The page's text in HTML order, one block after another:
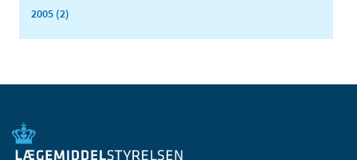
2005 (2)